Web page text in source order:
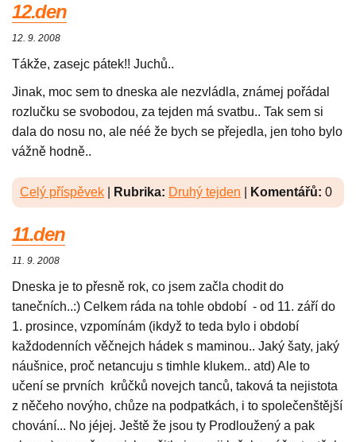
12.den
12. 9. 2008
Tákže, zasejc pátek!! Juchů..
Jinak, moc sem to dneska ale nezvládla, známej pořádal
rozlučku se svobodou, za tejden má svatbu.. Tak sem si
dala do nosu no, ale néé že bych se přejedla, jen toho bylo
vážně hodně..
Celý příspěvek Rubrika: Druhý tejden Komentářů: 0
11.den
11. 9. 2008
Dneska je to přesně rok, co jsem začla chodit do
tanečních..:) Celkem ráda na tohle období - od 11. září do
1. prosince, vzpomínám (ikdyž to teda bylo i období
každodenních věčnejch hádek s maminou.. Jaký šaty, jaký
náušnice, proč netancuju s timhle klukem.. atd) Ale to
učení se prvních krůčků novejch tanců, taková ta nejistota
z něčeho novýho, chůze na podpatkách, i to společenštější
chování... No jéjej. Ještě že jsou ty Prodloužený a pak